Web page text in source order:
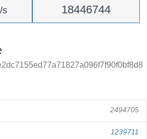
s 18446744
2494705
1239711